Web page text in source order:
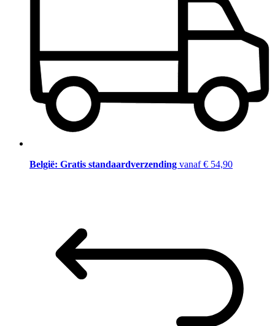
België: Gratis standaardverzending vanaf € 54,90